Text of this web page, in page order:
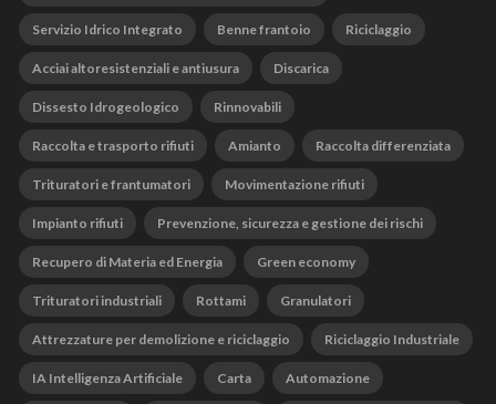
Servizio Idrico Integrato Benne frantoio Riciclaggio
Acciai altoresistenziali e antiusura Discarica
Dissesto Idrogeologico Rinnovabili
Raccolta e trasporto rifiuti Amianto Raccolta differenziata
Trituratori e frantumatori Movimentazione rifiuti
Impianto rifiuti Prevenzione, sicurezza e gestione dei rischi
Recupero di Materia ed Energia Green economy
Trituratori industriali Rottami Granulatori
Attrezzature per demolizione e riciclaggio Riciclaggio Industriale
IA Intelligenza Artificiale Carta Automazione